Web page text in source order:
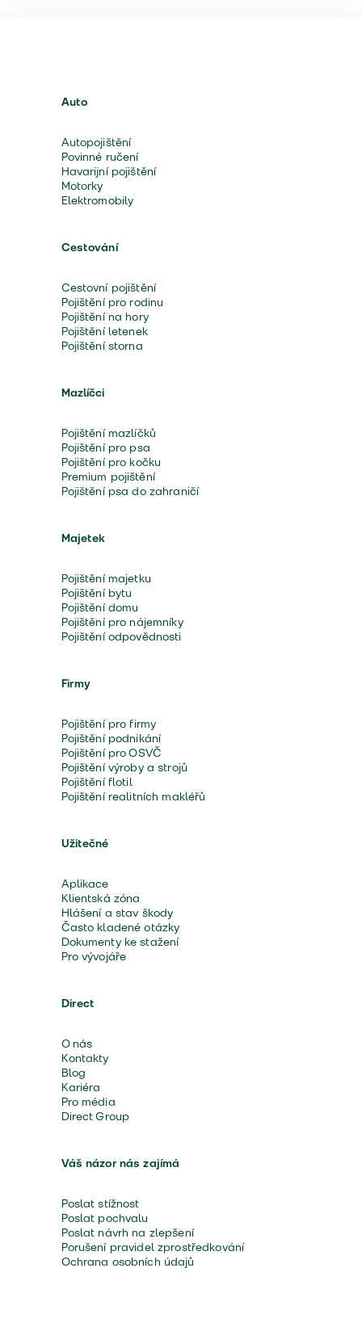
Auto
Autopojištění
Povinné ručení
Havarijní pojištění
Motorky
Elektromobily
Cestování
Cestovní pojištění
Pojištění pro rodinu
Pojištění na hory
Pojištění letenek
Pojištění storna
Mazlíčci
Pojištění mazlíčků
Pojištění pro psa
Pojištění pro kočku
Premium pojištění
Pojištění psa do zahraničí
Majetek
Pojištění majetku
Pojištění bytu
Pojištění domu
Pojištění pro nájemníky
Pojištění odpovědnosti
Firmy
Pojištění pro firmy
Pojištění podnikání
Pojištění pro OSVČ
Pojištění výroby a strojů
Pojištění flotil
Pojištění realitních makléřů
Užitečné
Aplikace
Klientská zóna
Hlášení a stav škody
Často kladené otázky
Dokumenty ke stažení
Pro vývojáře
Direct
O nás
Kontakty
Blog
Kariéra
Pro média
Direct Group
Váš názor nás zajímá
Poslat stížnost
Poslat pochvalu
Poslat návrh na zlepšení
Porušení pravidel zprostředkování
Ochrana osobních údajů